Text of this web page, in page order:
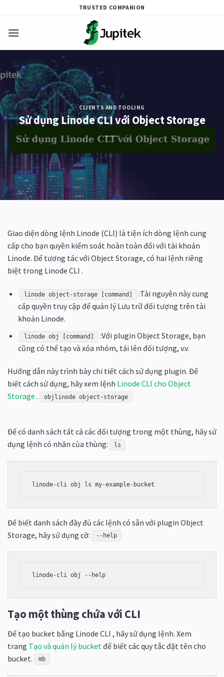
content
TRUSTED COMPANION
CLIENTS AND TOOLING
Sử dụng Linode CLI với Object Storage
Giao diện dòng lệnh Linode (CLI) là tiện ích dòng lệnh cung
cấp cho bạn quyền kiểm soát hoàn toàn đối với tài khoản
Linode. Để tương tác với Object Storage, có hai lệnh riêng
biệt trong Linode CLI .
linode object-storage [command]
:Tài nguyên này cung
cấp quyền truy cập để quản lý Lưu trữ đối tượng trên tài
khoản Linode.
linode obj [command]
:Với plugin Object Storage, bạn
cũng có thể tạo và xóa nhóm, tải lên đối tượng, v.v.
Hướng dẫn này trình bày chi tiết cách sử dụng plugin. Để
biết cách sử dụng, hãy xem lệnh Linode CLI cho Object
Storage . objlinode object-storage
Để có danh sách tất cả các đối tượng trong một thùng, hãy sử
dụng lệnh có nhãn của thùng:
ls
linode-cli obj ls my-example-bucket
Để biết danh sách đầy đủ các lệnh có sẵn với plugin Object
Storage, hãy sử dụng cờ:
--help
linode-cli obj --help
Tạo một thùng chứa với CLI
Để tạo bucket bằng Linode CLI , hãy sử dụng lệnh. Xem
trang Tạo và quản lý bucket để biết các quy tắc đặt tên cho
bucket.
mb